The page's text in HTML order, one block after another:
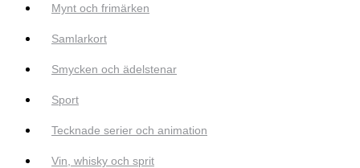
Mynt och frimärken
Samlarkort
Smycken och ädelstenar
Sport
Tecknade serier och animation
Vin, whisky och sprit